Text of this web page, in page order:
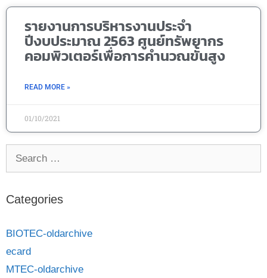
รายงานการบริหารงานประจำ
ปีงบประมาณ 2563 ศูนย์ทรัพยากร
คอมพิวเตอร์เพื่อการคำนวณขั้นสูง
READ MORE »
01/10/2021
Categories
BIOTEC-oldarchive
ecard
MTEC-oldarchive